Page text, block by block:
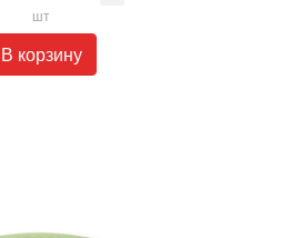
шт
В корзину